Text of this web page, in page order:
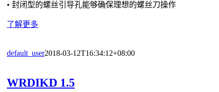
• 封闭型的螺丝引导孔能够确保理想的螺丝刀操作
了解更多
default_user2018-03-12T16:34:12+08:00
WRDIKD 1.5